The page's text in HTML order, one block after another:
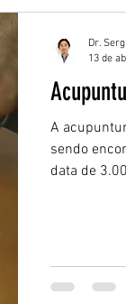
A
sendo
data de
Dr.
13 de